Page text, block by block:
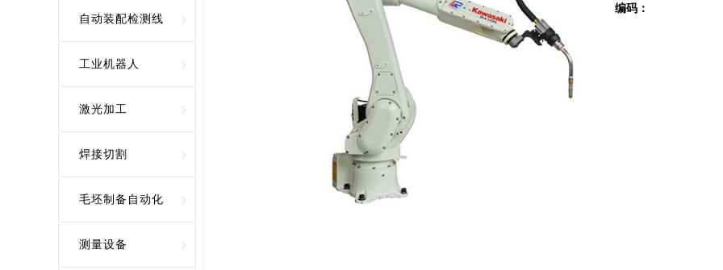
自动装配检测线
工业机器人
激光加工
焊接切割
毛坯制备自动化
测量设备
编码：